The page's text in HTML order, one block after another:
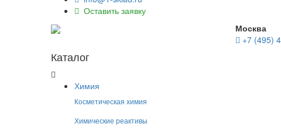
Оставить заявку
Москва
+7 (495)
Каталог
Химия
Косметическая химия
Химические реактивы